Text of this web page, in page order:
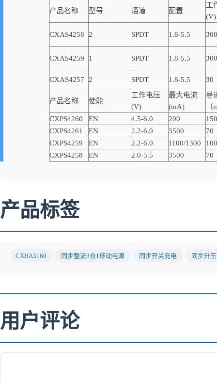
产品名称 型号 通道 配置
工
(V)
CXAS4258 2 SPDT 1.8-5.5 300
CXAS4259 1 SPDT 1.8-5.5 300
CXAS4257 2 SPDT 1.8-5.5 30
产品名称 使能
工作电压
(V)
最大电流
(mA)
导
CXPS4260
EN 4.5-6.0 200
CXPS4261
EN 2.2-6.0 3500
70
CXPS4259
EN 2.2-6.0 1100/1300
100
CXPS4258
EN 2.0-5.5 3500 70
产品标签
CXHA3160 同步整流3合1移动电源 同步开关充电 同步升
用户评论